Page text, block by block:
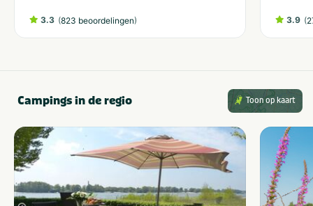
3.3 (823 beoordelingen) 3.9 (
Campings in de regio Toon op kaart